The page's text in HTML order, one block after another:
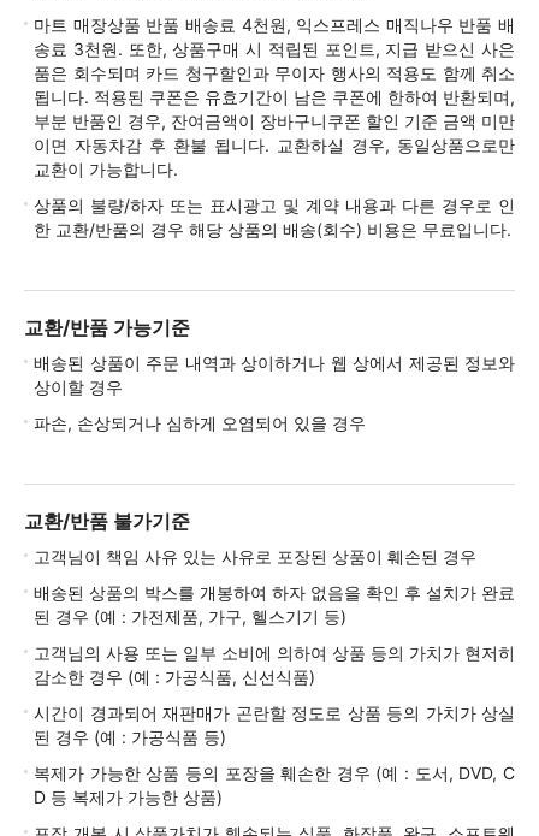
마트 매장상품 반품 배송료 4천원, 익스프레스 매직나우 반품 배
송료 3천원. 또한, 상품구매 시 적립된 포인트, 지급 받으신 사은
품은 회수되며 카드 청구할인과 무이자 행사의 적용도 함께 취소
됩니다. 적용된 쿠폰은 유효기간이 남은 쿠폰에 한하여 반환되며,
부분 반품인 경우, 잔여금액이 장바구니쿠폰 할인 기준 금액 미만
이면 자동차감 후 환불 됩니다. 교환하실 경우, 동일상품으로만
교환이 가능합니다.
상품의 불량/하자 또는 표시광고 및 계약 내용과 다른 경우로 인
한 교환/반품의 경우 해당 상품의 배송(회수) 비용은 무료입니다.
교환/반품 가능기준
배송된 상품이 주문 내역과 상이하거나 웹 상에서 제공된 정보와
상이할 경우
파손, 손상되거나 심하게 오염되어 있을 경우
교환/반품 불가기준
고객님이 책임 사유 있는 사유로 포장된 상품이 훼손된 경우
배송된 상품의 박스를 개봉하여 하자 없음을 확인 후 설치가 완료
된 경우 (예 : 가전제품, 가구, 헬스기기 등)
고객님의 사용 또는 일부 소비에 의하여 상품 등의 가치가 현저히
감소한 경우 (예 : 가공식품, 신선식품)
시간이 경과되어 재판매가 곤란할 정도로 상품 등의 가치가 상실
된 경우 (예 : 가공식품 등)
복제가 가능한 상품 등의 포장을 훼손한 경우 (예 : 도서, DVD, C
D 등 복제가 가능한 상품)